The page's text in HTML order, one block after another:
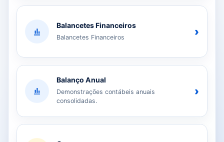
Balancetes Financeiros
Balancetes Financeiros ›
Balanço Anual
Demonstrações contábeis anuais
consolidadas.
›